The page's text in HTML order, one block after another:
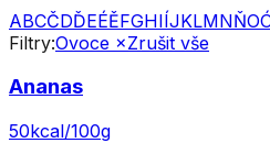
ABCČDĎEÉĚFGHIÍJKLMNŇO
Filtry:Ovoce ×Zrušit vše
Ananas
50kcal/100g